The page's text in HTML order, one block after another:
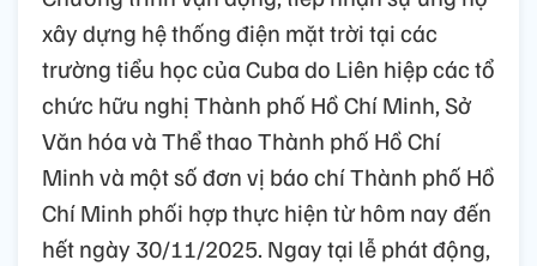
xây dựng hệ thống điện mặt trời tại các
trường tiểu học của Cuba do Liên hiệp các tổ
chức hữu nghị Thành phố Hồ Chí Minh, Sở
Văn hóa và Thể thao Thành phố Hồ Chí
Minh và một số đơn vị báo chí Thành phố Hồ
Chí Minh phối hợp thực hiện từ hôm nay đến
hết ngày 30/11/2025. Ngay tại lễ phát động,